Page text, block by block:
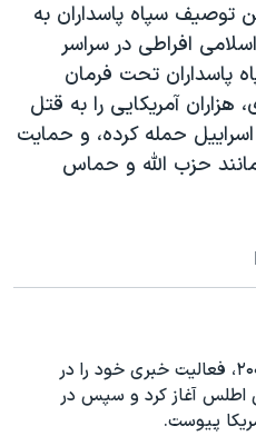
توصیف سپاه پاسداران به
افراطی در سراسر
پاسداران تحت فرمان
هزاران آمریکایی را به قتل
حمله کرده، و حمایت
حزب الله و حماس
شهلا آراسته در سال ۲۰۰۰، فعالیت خبری خود را در
اطلس آغاز کرد و سپس در